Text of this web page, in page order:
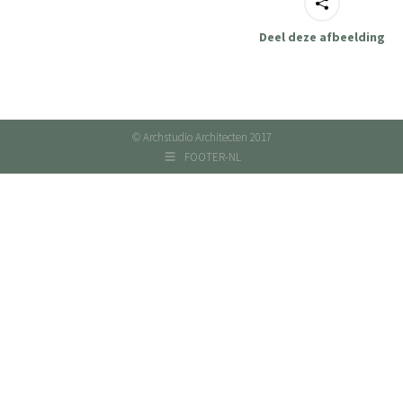
Deel deze afbeelding
© Archstudio Architecten 2017
FOOTER-NL